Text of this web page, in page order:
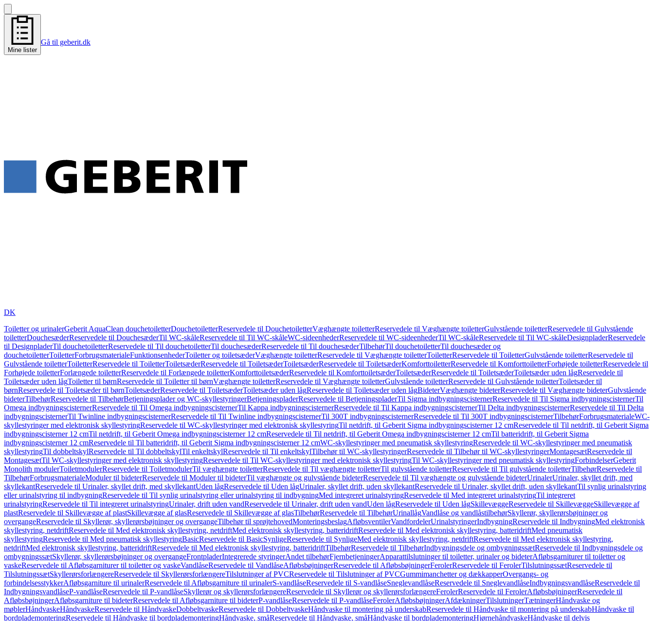
Mine lister
Gå til geberit.dk
DK
Toiletter og urinalerGeberit AquaClean douchetoiletterDouchetoiletterReservedele til DouchetoiletterVæghængte toiletterReservedele til Væghængte toiletterGulvstående toiletterReservedele til Gulvstående
toiletterDouchesæderReservedele til DouchesæderTil WC-skåleReservedele til Til WC-skåleWC-sideenhederReservedele til WC-sideenhederTil WC-skåleReservedele til Til WC-skåleDesignpladerReservedele
til DesignpladerTil douchetoiletterReservedele til Til douchetoiletterTil douchesæderReservedele til Til douchesæderTilbehørTil douchetoiletterTil douchesæder og
douchetoiletterToiletterForbrugsmaterialeFunktionsenhederToiletter og toiletsæderVæghængte toiletterReservedele til Væghængte toiletterToiletterReservedele til ToiletterGulvstående toiletterReservedele til
Gulvstående toiletterToiletterReservedele til ToiletterToiletsæderReservedele til ToiletsæderToiletsæderReservedele til ToiletsæderKomforttoiletterReservedele til KomforttoiletterForhøjede toiletterReservedele til
Forhøjede toiletterForlængede toiletterReservedele til Forlængede toiletterKomforttoiletsæderReservedele til KomforttoiletsæderToiletsæderReservedele til ToiletsæderToiletsæder uden lågReservedele til
Toiletsæder uden lågToiletter til børnReservedele til Toiletter til børnVæghængte toiletterReservedele til Væghængte toiletterGulvstående toiletterReservedele til Gulvstående toiletterToiletsæder til
børnReservedele til Toiletsæder til børnToiletsæderReservedele til ToiletsæderToiletsæder uden lågReservedele til Toiletsæder uden lågBideterVæghængte bideterReservedele til Væghængte bideterGulvstående
bideterTilbehørReservedele til TilbehørBetjeningsplader og WC-skyllestyringerBetjeningspladerReservedele til BetjeningspladerTil Sigma indbygningscisternerReservedele til Til Sigma indbygningscisternerTil
Omega indbygningscisternerReservedele til Til Omega indbygningscisternerTil Kappa indbygningscisternerReservedele til Til Kappa indbygningscisternerTil Delta indbygningscisternerReservedele til Til Delta
indbygningscisternerTil Twinline indbygningscisternerReservedele til Til Twinline indbygningscisternerTil 300T indbygningscisternerReservedele til Til 300T indbygningscisternerTilbehørForbrugsmaterialeWC-
skyllestyringer med elektronisk skyllestyringReservedele til WC-skyllestyringer med elektronisk skyllestyringTil netdrift, til Geberit Sigma indbygningscisterner 12 cmReservedele til Til netdrift, til Geberit Sigma
indbygningscisterner 12 cmTil netdrift, til Geberit Omega indbygningscisterner 12 cmReservedele til Til netdrift, til Geberit Omega indbygningscisterner 12 cmTil batteridrift, til Geberit Sigma
indbygningscisterner 12 cmReservedele til Til batteridrift, til Geberit Sigma indbygningscisterner 12 cmWC-skyllestyringer med pneumatisk skyllestyringReservedele til WC-skyllestyringer med pneumatisk
skyllestyringTil dobbeltskylReservedele til Til dobbeltskylTil enkeltskylReservedele til Til enkeltskylTilbehør til WC-skyllestyringerReservedele til Tilbehør til WC-skyllestyringerMontagesætReservedele til
MontagesætTil WC-skyllestyringer med elektronisk skyllestyringReservedele til Til WC-skyllestyringer med elektronisk skyllestyringTil WC-skyllestyringer med pneumatisk skyllestyringForbindelserGeberit
Monolith modulerToiletmodulerReservedele til ToiletmodulerTil væghængte toiletterReservedele til Til væghængte toiletterTil gulvstående toiletterReservedele til Til gulvstående toiletterTilbehørReservedele til
TilbehørForbrugsmaterialeModuler til bideterReservedele til Moduler til bideterTil væghængte og gulvstående bideterReservedele til Til væghængte og gulvstående bideterUrinalerUrinaler, skyllet drift, med
skyllekantReservedele til Urinaler, skyllet drift, med skyllekantUden lågReservedele til Uden lågUrinaler, skyllet drift, uden skyllekantReservedele til Urinaler, skyllet drift, uden skyllekantTil synlig urinalstyring
eller urinalstyring til indbygningReservedele til Til synlig urinalstyring eller urinalstyring til indbygningMed integreret urinalstyringReservedele til Med integreret urinalstyringTil integreret
urinalstyringReservedele til Til integreret urinalstyringUrinaler, drift uden vandReservedele til Urinaler, drift uden vandUden lågReservedele til Uden lågSkillevæggeReservedele til SkillevæggeSkillevægge af
plastReservedele til Skillevægge af plastSkillevægge af glasReservedele til Skillevægge af glasTilbehørReservedele til TilbehørUrinallågVandlåse og vandlåstilbehørSkyllerør, skyllerørsbøjninger og
overgangeReservedele til Skyllerør, skyllerørsbøjninger og overgangeTilbehør til sprøjtehovedMonteringsbeslagAfløbsventilerVandfordelerUrinalstyringerIndbygningReservedele til IndbygningMed elektronisk
skyllestyring, netdriftReservedele til Med elektronisk skyllestyring, netdriftMed elektronisk skyllestyring, batteridriftReservedele til Med elektronisk skyllestyring, batteridriftMed pneumatisk
skyllestyringReservedele til Med pneumatisk skyllestyringBasicReservedele til BasicSynligeReservedele til SynligeMed elektronisk skyllestyring, netdriftReservedele til Med elektronisk skyllestyring,
netdriftMed elektronisk skyllestyring, batteridriftReservedele til Med elektronisk skyllestyring, batteridriftTilbehørReservedele til TilbehørIndbygningsdele og ombygningssætReservedele til Indbygningsdele og
ombygningssætSkyllerør, skyllerørsbøjninger og overgangeFrontpladerIntegrerede styringerAndet tilbehørFjernbetjeningerApparattilslutninger til toiletter, urinaler og bideterAfløbsgarniturer til toiletter og
vaskeReservedele til Afløbsgarniturer til toiletter og vaskeVandlåseReservedele til VandlåseAfløbsbøjningerReservedele til AfløbsbøjningerFerolerReservedele til FerolerTilslutningssætReservedele til
TilslutningssætSkyllerørsforlængereReservedele til SkyllerørsforlængereTilslutninger af PVCReservedele til Tilslutninger af PVCGummimanchetter og dækkapperOvergangs- og
forbindelsesstykkerAfløbsgarniture til urinalerReservedele til Afløbsgarniture til urinalerS-vandlåseReservedele til S-vandlåseSneglevandlåseReservedele til SneglevandlåseIndbygningsvandlåseReservedele til
IndbygningsvandlåseP-vandlåseReservedele til P-vandlåseSkyllerør og skyllerørsforlængereReservedele til Skyllerør og skyllerørsforlængereFerolerReservedele til FerolerAfløbsbøjningerReservedele til
AfløbsbøjningerAfløbsgarniture til bideterReservedele til Afløbsgarniture til bideterP-vandlåseReservedele til P-vandlåseFerolerAfløbsbøjningerAfdækningerTilslutningerTætningerHåndvaske og
møblerHåndvaskeHåndvaskeReservedele til HåndvaskeDobbeltvaskeReservedele til DobbeltvaskeHåndvaske til montering på underskabReservedele til Håndvaske til montering på underskabHåndvaske til
bordplademonteringReservedele til Håndvaske til bordplademonteringHåndvaske, småReservedele til Håndvaske, småHåndvaske til bordplademonteringHjørnehåndvaskeHåndvaske til delvis